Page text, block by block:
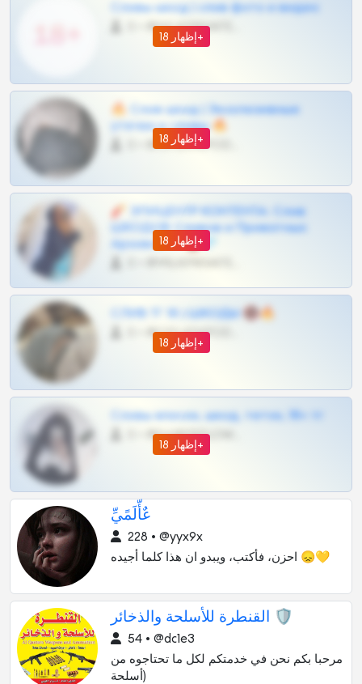
إظهار 18+
Сливы шкод | слив фото и видео
إظهار 18+
🔥 Слив шкод | Эксклюзивные
утечки и сливы 🔥
إظهار 18+
🧨 ЭПИЦЕНТР КОНТЕНТА: Слив
ШКОДОВ Сливов и Приватных
Архивов ТГ 🔞💎
إظهار 18+
СЛИВ ТГ 18 | ШКОДЫ 🔞🔥
إظهار 18+
Сливы вписок, шкод, теток, 18+ тг
عٌأّلَمًيِّ
228 • @yyx9x
احزن، فأكتب، ويبدو ان هذا كلما أجيده 😞💛
القنطرة للأسلحة والذخائر 🛡
54 • @dc1e3
مرحبا بكم نحن في خدمتكم لكل ما تحتاجوه من
(أسلحة